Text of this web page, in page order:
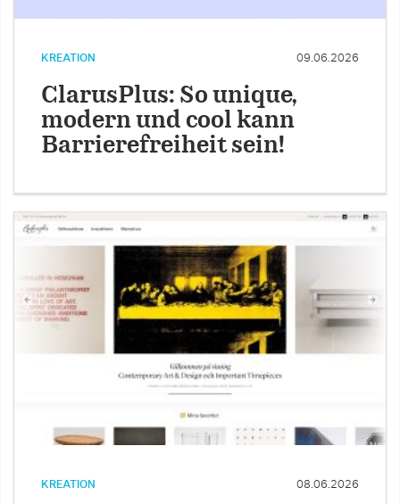
KREATION 09.06.2026
ClarusPlus: So unique,
modern und cool kann
Barrierefreiheit sein!
KREATION 08.06.2026